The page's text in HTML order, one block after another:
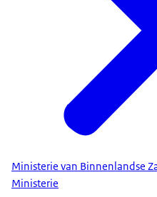
Ministerie van Binnenlandse
Ministerie